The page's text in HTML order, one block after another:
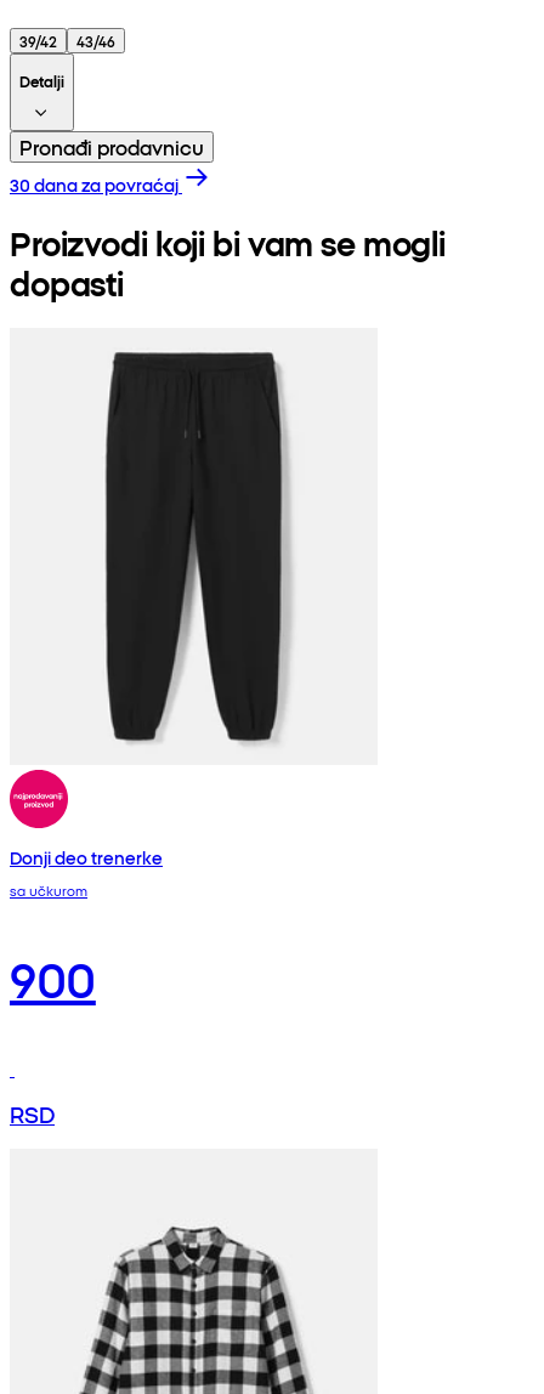
39/42
43/46
Detalji
Pronađi prodavnicu
30 dana za povraćaj
Proizvodi koji bi vam se mogli
dopasti
Donji deo trenerke
sa učkurom
900
RSD